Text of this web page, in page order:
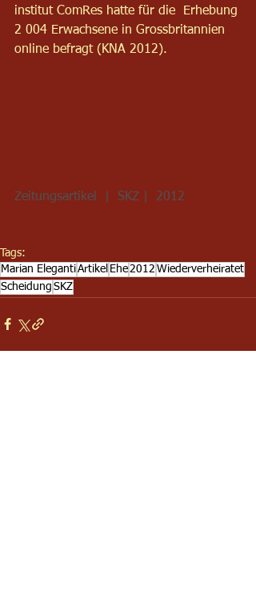
institut ComRes hatte für die  Erhebung
2 004 Erwachsene in Grossbritannien
online befragt (KNA 2012).
Zeitungsartikel  |  SKZ |  2012
Tags:
Marian ElegantiArtikel Ehe2012 Wiederverheiratet
Scheidung SKZ